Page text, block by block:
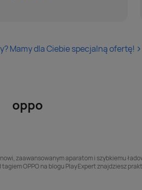
Mamy dla Ciebie specjalną ofertę!
oppo
zaawansowanym aparatom i szybkiemu
OPPO na blogu Play Expert znajdziesz